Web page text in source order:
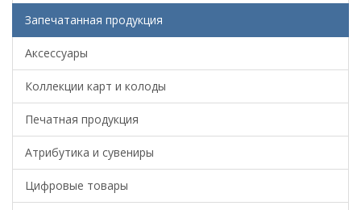
Запечатанная продукция
Аксессуары
Коллекции карт и колоды
Печатная продукция
Атрибутика и сувениры
Цифровые товары